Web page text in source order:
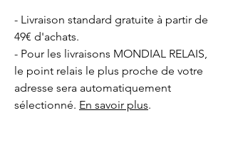
- Livraison standard gratuite à partir de
49€ d'achats.
- Pour les livraisons MONDIAL RELAIS,
le point relais le plus proche de votre
adresse sera automatiquement
sélectionné. En savoir plus.